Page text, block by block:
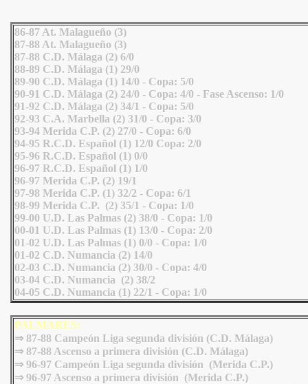
86-87 At. Malagueño (3)
87-88 At. Malagueño (3)
87-88 C.D. Málaga (2) 6/0
88-89 C.D. Málaga (1) 29/0
89-90 C.D. Málaga (1) 14/0 - Copa: 5/0
90-91 C.D. Málaga (2) 24/0 - Copa: 4/0 - Fase Ascenso: 1/0
91-92 C.D. Málaga (2) 34/1 - Copa: 5/0
92-93 C.A. Marbella (2) 31/0 - Copa: 3/0
93-94 Merida C.P. (2) 27/0 - Copa: 6/0
94-95 R.C.D. Español (1) 12/0 Copa: 2/0
95-96 R.C.D. Español (1) 0/0
96-97 R.C.D. Español (1) 1/0
96-97 Merida C.P. (2) 19/1
97-98 Merida C.P. (1) 32/2 - Copa: 6/1
98-99 Merida C.P. (2) 35/1 - Copa: 1/0
99-00 U.D. Las Palmas (2) 38/0 - Copa: 1/0
00-01 U.D. Las Palmas (1) 13/0 - Copa: 2/0
01-02 U.D. Las Palmas (1) 0/0 - Copa: 1/0
01-02 C.D. Numancia (2) 14/0
02-03 C.D. Numancia (2) 30/0 - Copa: 4/0
03-04 C.D. Numancia (2) 38/2
04-05 C.D. Numancia (1) 22/1 - Copa: 1/0
PALMARÉS:
⇒ 87-88 Campeón Liga segunda división (C.D. Málaga)
⇒ 87-88 Ascenso a primera división (C.D. Málaga)
⇒ 96-97 Campeón Liga segunda división (Merida C.P.)
⇒ 96-97 Ascenso a primera división (Merida C.P.)